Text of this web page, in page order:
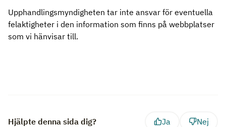
Upphandlingsmyndigheten tar inte ansvar för eventuella
felaktigheter i den information som finns på webbplatser
som vi hänvisar till.
Hjälpte denna sida dig? Ja Nej